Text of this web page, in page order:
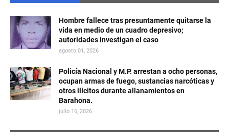
Hombre fallece tras presuntamente quitarse la
vida en medio de un cuadro depresivo;
autoridades investigan el caso
agosto 01, 2026
Policía Nacional y M.P. arrestan a ocho personas,
ocupan armas de fuego, sustancias narcóticas y
otros ilícitos durante allanamientos en
Barahona.
julio 16, 2026